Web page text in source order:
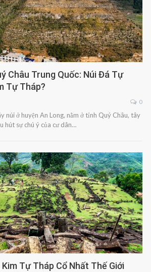
Châu Trung Quốc: Núi Đá Tự
Tự Tháp?
0
núi ở huyện An Long, nằm ở tỉnh Quý Châu, tây
hút sự chú ý của cư dân…
Tự Tháp Cổ Nhất Thế Giới